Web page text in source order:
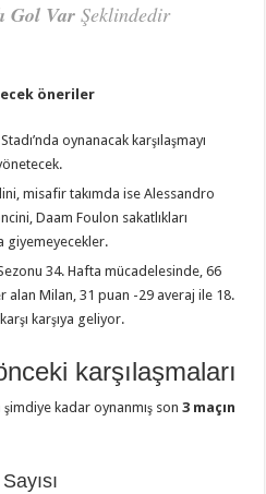
Gol VarŞeklindedir
öneriler
oynanacak karşılaşmayı
misafir takımda ise Alessandro
Daam Foulon sakatlıkları
giyemeyecekler.
34. Hafta mücadelesinde, 66
alan Milan, 31 puan -29 averaj ile 18.
karşıya geliyor.
karşılaşmaları
şimdiye kadar oynanmış son3 maçın